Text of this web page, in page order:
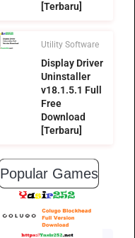
[Terbaru]
Utility Software
Display Driver
Uninstaller
v18.1.5.1 Full
Free
Download
[Terbaru]
Popular Games